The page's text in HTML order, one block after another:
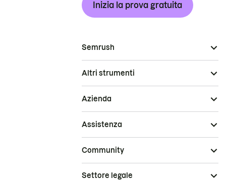
Inizia la prova gratuita
Semrush
Altri strumenti
Azienda
Assistenza
Community
Settore legale